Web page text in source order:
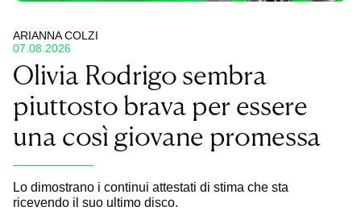
ARIANNA COLZI
07.08.2026
Olivia Rodrigo sembra
piuttosto brava per essere
una così giovane promessa
Lo dimostrano i continui attestati di stima che sta
ricevendo il suo ultimo disco.